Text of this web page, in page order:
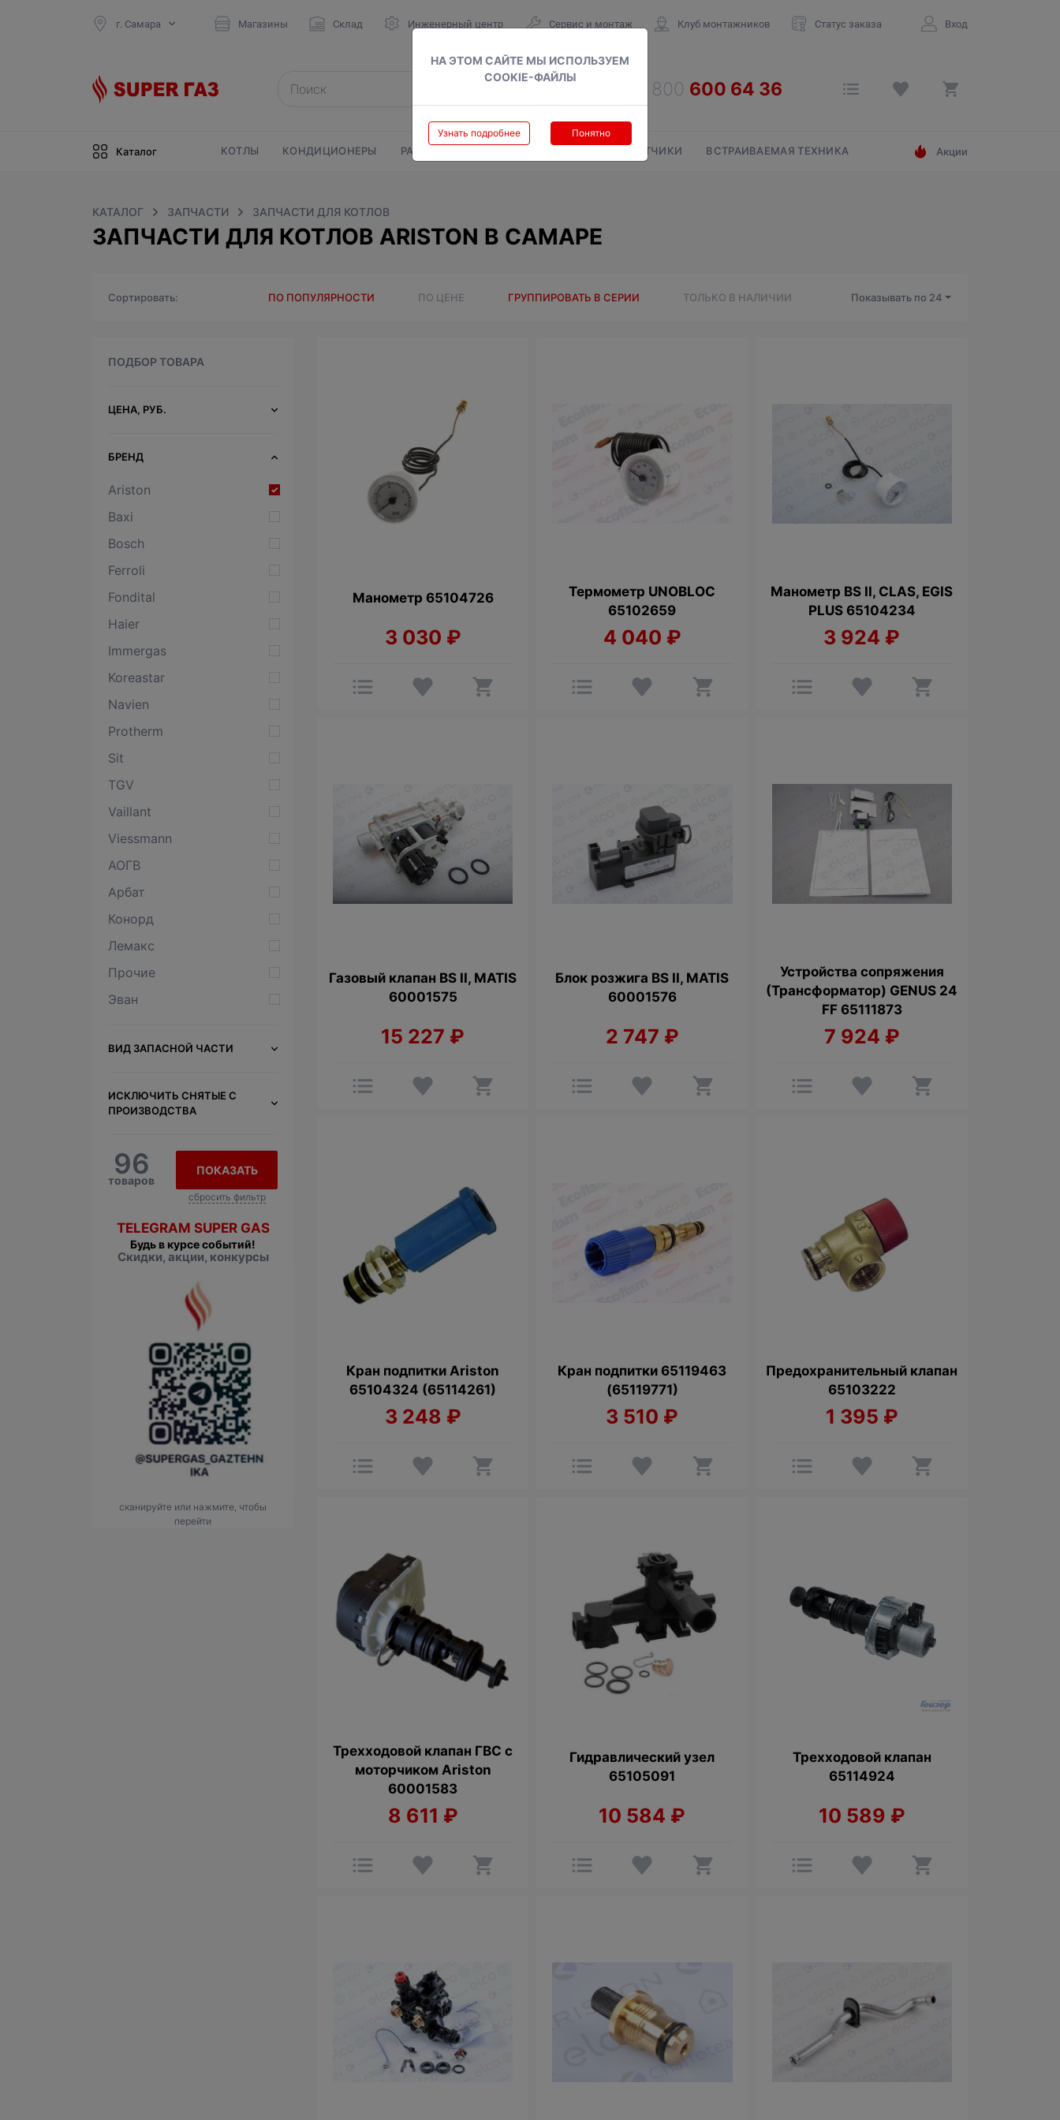
НА ЭТОМ САЙТЕ МЫ ИСПОЛЬЗУЕМ
COOKIE-ФАЙЛЫ
Узнать подробнее Понятно
г. Самара Магазины Склад Инженерный центр Сервис и монтаж Клуб монтажников Статус заказа Вход
Каталог КОТЛЫ КОНДИЦИОНЕРЫ РАДИАТОРЫ СЧЕТЧИКИ ВСТРАИВАЕМАЯ ТЕХНИКА Акции
КАТАЛОГ ЗАПЧАСТИ ЗАПЧАСТИ ДЛЯ КОТЛОВ
ЗАПЧАСТИ ДЛЯ КОТЛОВ ARISTON В САМАРЕ
Сортировать ПО ПОПУЛЯРНОСТИ ПО ЦЕНЕ ГРУППИРОВАТЬ В СЕРИИ ТОЛЬКО В НАЛИЧИИ Показывать по 24
ПОДБОР ТОВАРА
ЦЕНА, РУБ.
БРЕНД
Ariston
Baxi
Bosch
Ferroli
Fondital
Haier
Immergas
Koreastar
Navien
Protherm
Sit
TGV
Vaillant
Viessmann
АОГВ
Арбат
Конорд
Лемакс
Прочие
Эван
ВИД ЗАПАСНОЙ ЧАСТИ
ИСКЛЮЧИТЬ СНЯТЫЕ С
ПРОИЗВОДСТВА
96
товаров
ПОКАЗАТЬ
сбросить фильтр
TELEGRAM SUPER GAS
Будь в курсе событий!
Скидки, акции, конкурсы
сканируйте или нажмите, чтобы
перейти
Манометр 65104726
3 030 ₽
Термометр UNOBLOC
65102659
4 040 ₽
Манометр BS II, CLAS, EGIS
PLUS 65104234
3 924 ₽
Газовый клапан BS II, MATIS
60001575
15 227 ₽
Блок розжига BS II, MATIS
60001576
2 747 ₽
Устройства сопряжения
(Трансформатор) GENUS 24
FF 65111873
7 924 ₽
Кран подпитки Ariston
65104324 (65114261)
3 248 ₽
Кран подпитки 65119463
(65119771)
3 510 ₽
Предохранительный клапан
65103222
1 395 ₽
Трехходовой клапан ГВС с
моторчиком Ariston
60001583
8 611 ₽
Гидравлический узел
65105091
10 584 ₽
Трехходовой клапан
65114924
10 589 ₽